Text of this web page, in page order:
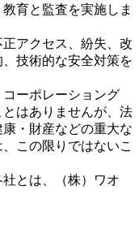
育と監査を実施しま
アクセス、紛失、改
技術的な安全対策を
ーポレーショング
はありませんが、法
・財産などの重大な
この限りではないこ
とは、（株）ワオ